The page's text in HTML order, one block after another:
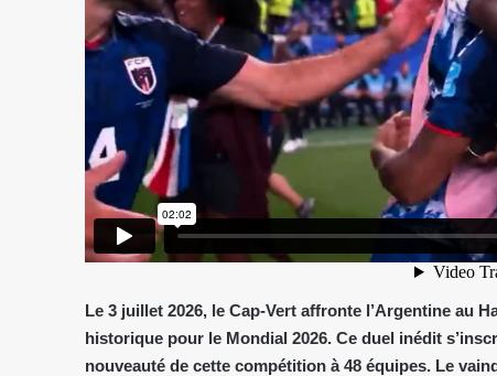
Le 3 juillet 2026, le Cap-Vert affronte l’Argentine au
historique pour le Mondial 2026. Ce duel inédit
nouveauté de cette compétition à 48 équipes. Le